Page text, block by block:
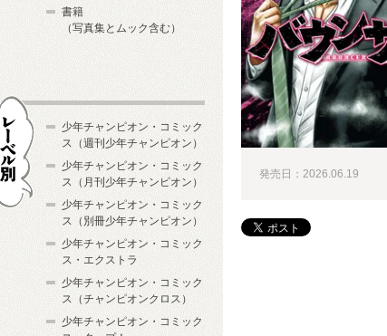
発売日：2026.06.19
書籍
（写真集とムック含む）
少年チャンピオン・コミック
ス（週刊少年チャンピオン）
少年チャンピオン・コミック
ス（月刊少年チャンピオン）
少年チャンピオン・コミック
ス（別冊少年チャンピオン）
少年チャンピオン・コミック
ス・エクストラ
少年チャンピオン・コミック
ス（チャンピオンクロス）
少年チャンピオン・コミック